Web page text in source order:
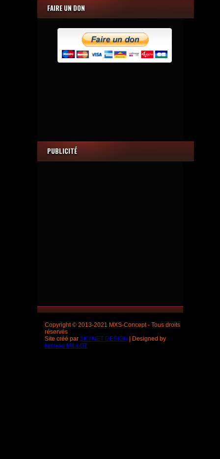
FAIRE UN DON
PUBLICITÉ
Copyright © 2013-2021 MXS-Concept - Tous droits
réservés
Site créé par SKYNET DESIGN
| Designed by
Nicolas MILLOT